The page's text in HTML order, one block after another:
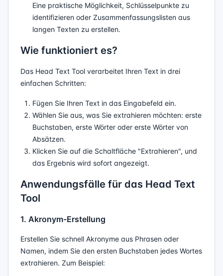
Eine praktische Möglichkeit, Schlüsselpunkte zu
identifizieren oder Zusammenfassungslisten aus
langen Texten zu erstellen.
Wie funktioniert es?
Das Head Text Tool verarbeitet Ihren Text in drei
einfachen Schritten:
Fügen Sie Ihren Text in das Eingabefeld ein.
Wählen Sie aus, was Sie extrahieren möchten: erste
Buchstaben, erste Wörter oder erste Wörter von
Absätzen.
Klicken Sie auf die Schaltfläche "Extrahieren", und
das Ergebnis wird sofort angezeigt.
Anwendungsfälle für das Head Text
Tool
1. Akronym-Erstellung
Erstellen Sie schnell Akronyme aus Phrasen oder
Namen, indem Sie den ersten Buchstaben jedes Wortes
extrahieren. Zum Beispiel: